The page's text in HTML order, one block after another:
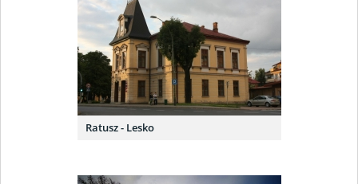
Ratusz - Lesko